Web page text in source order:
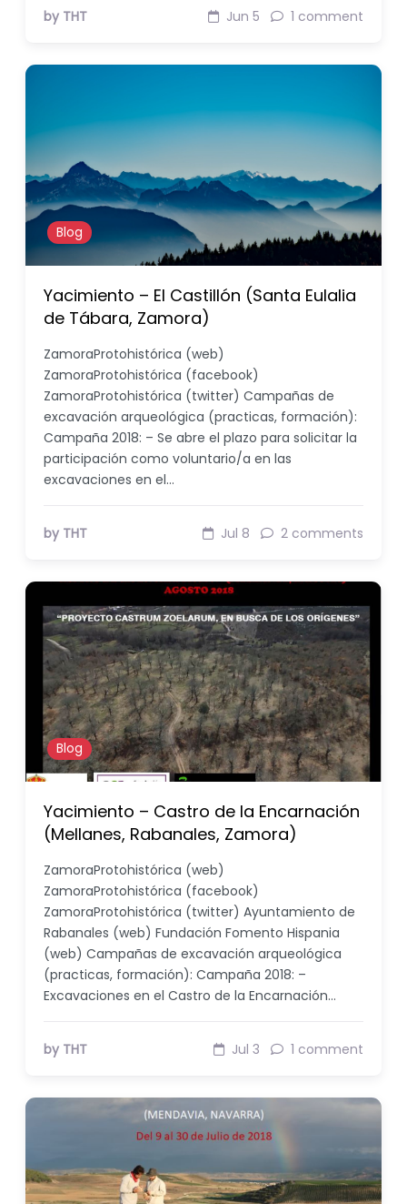
by THT Jun 5 1 comment
Blog
Yacimiento – El Castillón (Santa Eulalia
de Tábara, Zamora)
ZamoraProtohistórica (web)
ZamoraProtohistórica (facebook)
ZamoraProtohistórica (twitter) Campañas de
excavación arqueológica (practicas, formación):
Campaña 2018: – Se abre el plazo para solicitar la
participación como voluntario/a en las
excavaciones en el…
by THT Jul 8 2 comments
Blog
Yacimiento – Castro de la Encarnación
(Mellanes, Rabanales, Zamora)
ZamoraProtohistórica (web)
ZamoraProtohistórica (facebook)
ZamoraProtohistórica (twitter) Ayuntamiento de
Rabanales (web) Fundación Fomento Hispania
(web) Campañas de excavación arqueológica
(practicas, formación): Campaña 2018: –
Excavaciones en el Castro de la Encarnación…
by THT Jul 3 1 comment